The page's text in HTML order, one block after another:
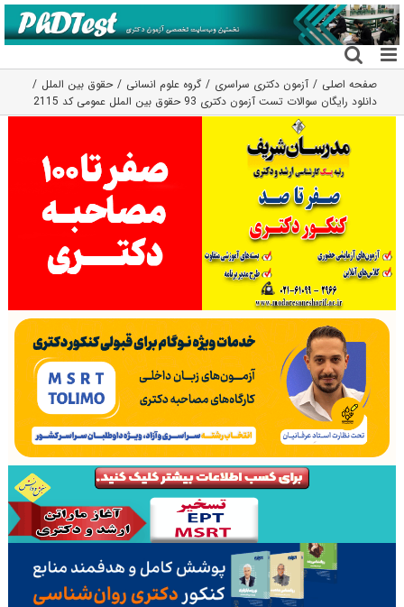
رفتن
به
محتوا
صفحه اصلی آزمون دکتری سراسری گروه علوم انسانی
حقوق بین الملل
دانلود رایگان سوالات تست آزمون دکتری 93 حقوق بین الملل عمومی کد 2115